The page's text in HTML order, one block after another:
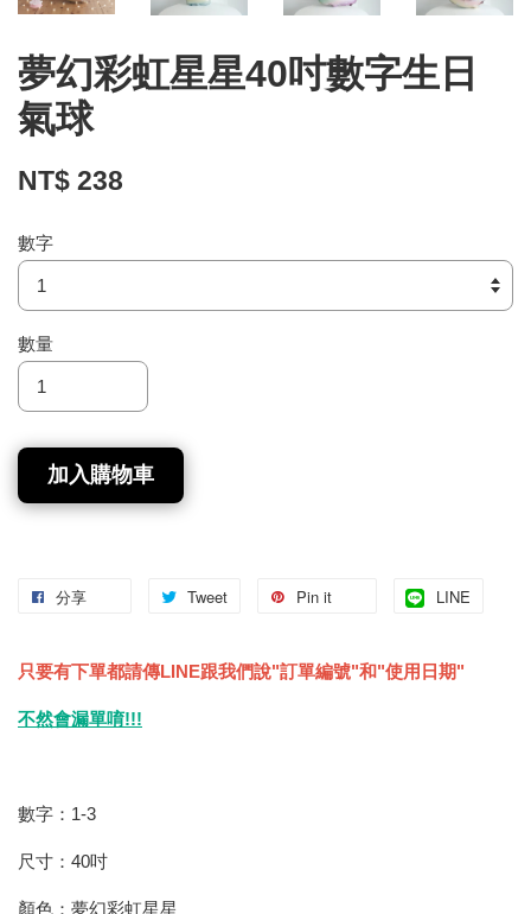
夢幻彩虹星星40吋數字生日
氣球
NT$ 238
數字
數量
加入購物車
分享 Tweet Pin it LINE
只要有下單都請傳LINE跟我們說"訂單編號"和"使用日期"
不然會漏單唷!!!
數字：1-3
尺寸：40吋
顏色：夢幻彩虹星星